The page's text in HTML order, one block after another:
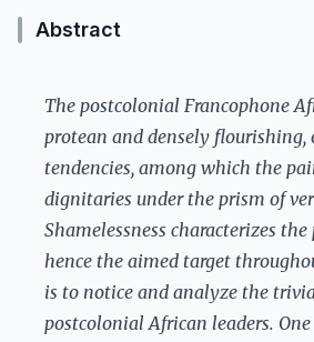
Abstract
The postcolonial Francophone
protean and densely flourishing,
tendencies, among which the
dignitaries under the prism of
Shamelessness characterizes
hence the aimed target
is to notice and analyze the
postcolonial African leaders.